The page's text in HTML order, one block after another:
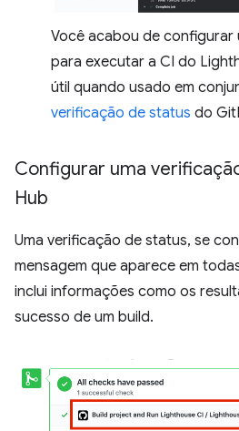
Você acabou de configurar
para executar a CI do
útil quando usado em
verificação de status do
Configurar uma
Hub
Uma verificação de status, se
mensagem que aparece em
inclui informações como os
sucesso de um build.